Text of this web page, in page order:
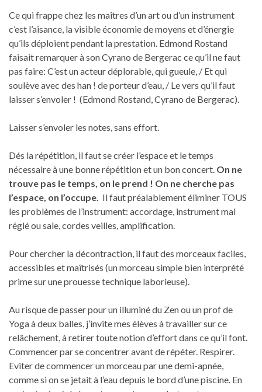
Ce qui frappe chez les maîtres d’un art ou d’un instrument
c’est l’aisance, la visible économie de moyens et d’énergie
qu’ils déploient pendant la prestation. Edmond Rostand
faisait remarquer à son Cyrano de Bergerac ce qu’il ne faut
pas faire: C’est un acteur déplorable, qui gueule, / Et qui
soulève avec des han ! de porteur d’eau, / Le vers qu’il faut
laisser s’envoler ! (Edmond Rostand, Cyrano de Bergerac).
Laisser s’envoler les notes, sans effort.
Dés la répétition, il faut se créer l’espace et le temps
nécessaire à une bonne répétition et un bon concert. On ne
trouve pas le temps, on le prend ! On ne cherche pas
l’espace, on l’occupe. Il faut préalablement éliminer TOUS
les problèmes de l’instrument: accordage, instrument mal
réglé ou sale, cordes veilles, amplification.
Pour chercher la décontraction, il faut des morceaux faciles,
accessibles et maîtrisés (un morceau simple bien interprété
prime sur une prouesse technique laborieuse).
Au risque de passer pour un illuminé du Zen ou un prof de
Yoga à deux balles, j’invite mes élèves à travailler sur ce
relâchement, à retirer toute notion d’effort dans ce qu’il font.
Commencer par se concentrer avant de répéter. Respirer.
Eviter de commencer un morceau par une demi-apnée,
comme si on se jetait à l’eau depuis le bord d’une piscine. En